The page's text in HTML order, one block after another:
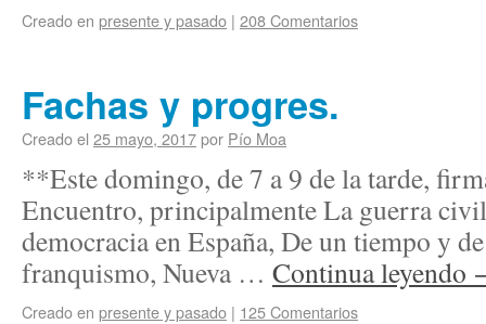
Creado en presente y pasado | 208 Comentarios
Fachas y progres.
Creado el 25 mayo, 2017por Pío Moa
**Este domingo, de 7 a 9 de la tarde,
Encuentro, principalmente La guerra
democracia en España, De un tiempo y
franquismo, Nueva … Continua leyendo
Creado en presente y pasado | 125 Comentarios